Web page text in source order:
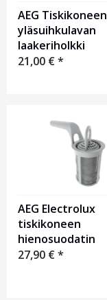
AEG Tiskikoneen
yläsuihkulavan
laakeriholkki
21,00 €*
AEG Electrolux
tiskikoneen
hienosuodatin
27,90 €*